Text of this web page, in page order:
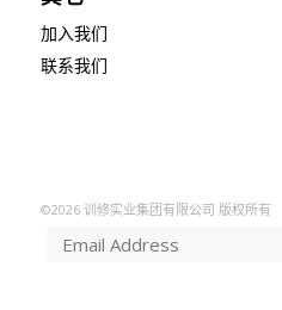
加入我们
联系我们
©2026 训修实业集团有限公司 版权所有